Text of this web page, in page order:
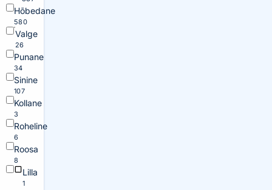
Hõbedane
580
Valge
26
Punane
34
Sinine
107
Kollane
3
Roheline
6
Roosa
8
Lilla
1